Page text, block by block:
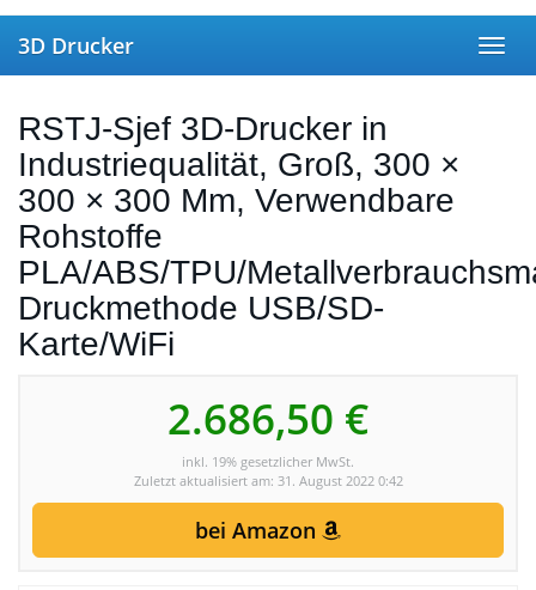
Skip to main content
3D Drucker
RSTJ-Sjef 3D-Drucker in
Industriequalität, Groß, 300 ×
300 × 300 Mm, Verwendbare
Rohstoffe
PLA/ABS/TPU/
Druckmethode USB/SD-
Karte/WiFi
2.686,50 €
inkl. 19% gesetzlicher MwSt.
Zuletzt aktualisiert am: 31. August 2022 0:42
bei Amazon